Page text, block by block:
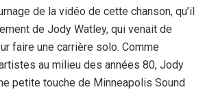
de la vidéo de cette chanson, qu’il
de Jody Watley, qui venait de
faire une carrière solo. Comme
au milieu des années 80, Jody
petite touche de Minneapolis Sound